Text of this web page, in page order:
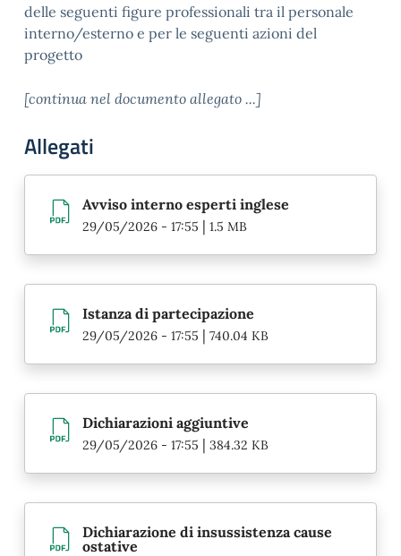
delle seguenti figure professionali tra il personale
interno/esterno e per le seguenti azioni del
progetto
[continua nel documento allegato ...]
Allegati
Avviso interno esperti inglese
29/05/2026 - 17:55 | 1.5 MB
Istanza di partecipazione
29/05/2026 - 17:55 | 740.04 KB
Dichiarazioni aggiuntive
29/05/2026 - 17:55 | 384.32 KB
Dichiarazione di insussistenza cause
ostative